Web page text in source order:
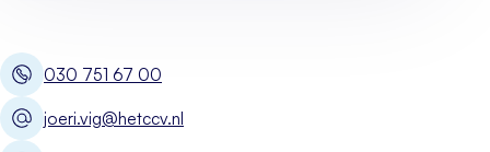
030 751 67 00
joeri.vig@hetccv.nl